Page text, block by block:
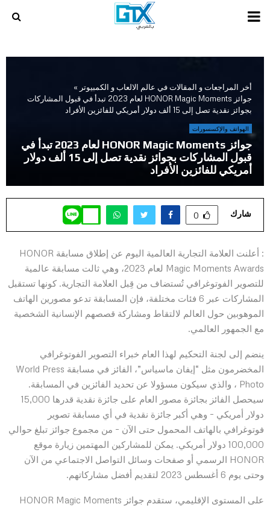
PRIMARY
أخر المراجعات و المقالات في عالم الالعاب و الكمبيوتر »
جوائز HONOR Magic Moments لعام 2023 تبدأ في قبول المشاركات
بجوائز نقدية تصل إلى 15 ألف دولار أمريكي للفائزين الأفراد
الهواتف والإكسسورات
جوائز HONOR Magic Moments لعام 2023 تبدأ في
قبول المشاركات بجوائز نقدية تصل إلى 15 ألف دولار
أمريكي للفائزين الأفراد
شارك 0
: أعلنت العلامة التجارية العالمية اليوم عن إطلاق مسابقة HONOR
Magic Moments Awards لعام 2023، وهي ثالت مسابقة عالمية
للتصوير الفوتوغرافي تُستضاف من قِبل العلامة التجارية. كونها تستقبل
المشاركات عبر 6 فئات مختلفة، فإن المسابقة تدعو مصورين الهاتف
الموهوبين حول العالم لالتقاط ومشاركة قصصهم الإنسانية الشخصية
مع الجمهور العالمي.
ينضم إلى لجنة التحكيم لهذا العام خبراء التصوير الفوتوغرافي
المخضرمون مثل “إيفان ماسياس”، الفائز في مسابقة World Press
Photo ، والذي سيكون مسؤولا عن تحديد الفائزين في المسابقة.
سيحصل الفائز بجائزة مصور العام على جائزة نقدية قدرها 15,000
دولار أمريكي – وهي أكبر جائزة نقدية في أي مسابقة تصوير
فوتوغرافي بالهاتف المحمول حتى الآن – من مجموع جوائز تبلغ حوالي
100,000 دولار أمريكي. يمكن للمشاركين المهتمين زيارة موقع
HONOR الرسمي أو صفحات وسائل التواصل الاجتماعي من الآن
وحتى يوم 6 أغسطس 2023 لتقديم أفضل مشاركاتهم.
على المستوى الإقليمي، ستقدم جوائز HONOR Magic Moments